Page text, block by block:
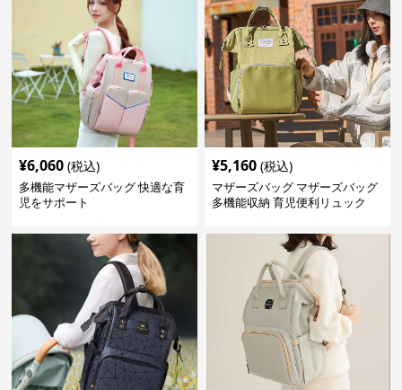
¥6,060 (税込)
多機能マザーズバッグ 快適な育
児をサポート
¥5,160 (税込)
マザーズバッグ マザーズバッグ
多機能収納 育児便利リュック